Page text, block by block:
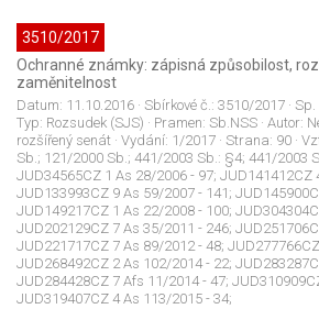
3510/2017
Ochranné známky: zápisná způsobilost,
zaměnitelnost
Datum: 11.10.2016 · Sbírkové č.: 3510/2017 ·
Typ: Rozsudek (SJS) · Pramen: Sb.NSS · Autor:
rozšířený senát · Vydání: 1/2017 · Strana: 90 ·
Sb.; 121/2000 Sb.; 441/2003 Sb.: §4; 441/2003
JUD34565CZ 1 As 28/2006 - 97; JUD141412CZ
JUD133993CZ 9 As 59/2007 - 141;
JUD149217CZ 1 As 22/2008 - 100;
JUD202129CZ 7 As 35/2011 - 246;
JUD221717CZ 7 As 89/2012 - 48;
JUD268492CZ 2 As 102/2014 - 22;
JUD284428CZ 7 Afs 11/2014 - 47;
JUD319407CZ 4 As 113/2015 - 34;